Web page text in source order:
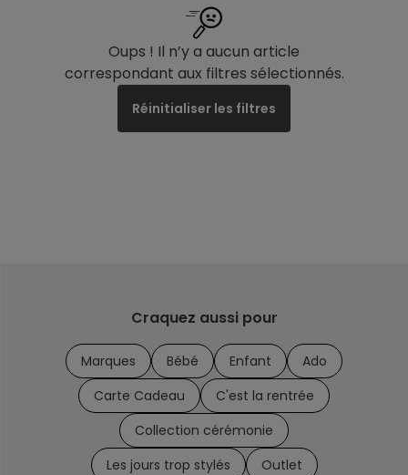
Oups ! Il n’y a aucun article
correspondant aux filtres sélectionnés.
Réinitialiser les filtres
Craquez aussi pour
Marques Bébé Enfant
Ado
Carte Cadeau
C'est la rentrée
Collection cérémonie
Les jours trop stylés
Outlet